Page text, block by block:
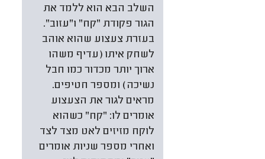
השלב הבא הוא ללמד את
הגור פקודת "קח" ו"עזוב".
בעזרת צעצוע שהוא אוהב
לשחק איתו (עדיף משהו
ארוך יותר מכדור כמו חבל
נשיכה) ומספר חטיפים.
מראים לגור את הצעצוע
אומרים לו: "קח" כשהוא
לוקח מזיזים לאט מצד לצד
ואחרי מספר שניות אומרים